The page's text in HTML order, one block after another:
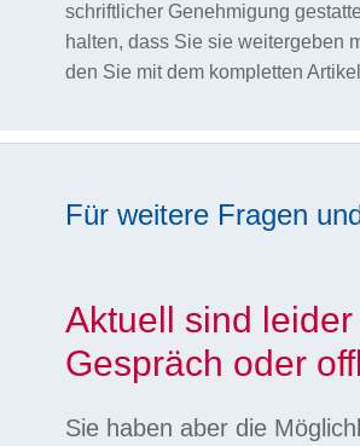
schriftlicher Genehmigung
halten, dass Sie sie weitergeben
den Sie mit dem kompletten
Für weitere Fragen
Aktuell sind
Gespräch oder
Sie haben aber die